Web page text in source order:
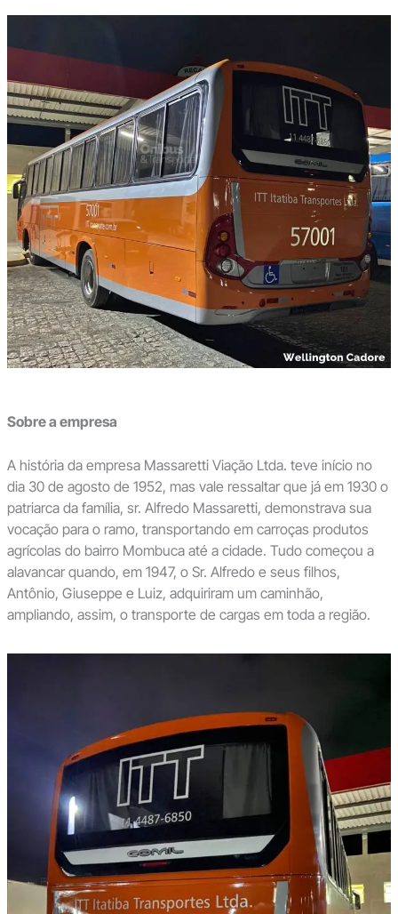
Sobre a empresa
A história da empresa Massaretti Viação Ltda. teve início no
dia 30 de agosto de 1952, mas vale ressaltar que já em 1930 o
patriarca da família, sr. Alfredo Massaretti, demonstrava sua
vocação para o ramo, transportando em carroças produtos
agrícolas do bairro Mombuca até a cidade. Tudo começou a
alavancar quando, em 1947, o Sr. Alfredo e seus filhos,
Antônio, Giuseppe e Luiz, adquiriram um caminhão,
ampliando, assim, o transporte de cargas em toda a região.